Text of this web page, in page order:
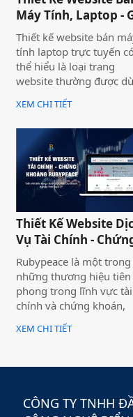
Máy Tính, Laptop -
Hà Store
Thiết kế website bán
tính laptop trực tuyến
thể hiểu là loại trang
website thường được
để trưng bày và bán các
phẩm laptop đa dạng về
sắc. Một trang web bán
laptop trực tuyến có thể
cung cấp hình ảnh của
thương hiệu hoặc nhiều
thương hiệu và nó giúp
khách hàng có cái nhìn
thực khách quan hơn,
cận nhiều thông tin hơn
sản phẩm mà họ đang
chọn
XEM CHI TIẾT
Thiết Kế Website
Vụ Tài Chính -
Khoán Rubypeace
Rubypeace là một trong
những thương hiệu tiên
phong trong lĩnh vực tài
chính và chứng khoán,
mang đến cho khách
giải pháp đầu tư hiệu
sứ mệnh hỗ trợ nhà
chính vững chắc,
Rubypeace không chỉ
XEM CHI TIẾT
CÔNG TY TNHH